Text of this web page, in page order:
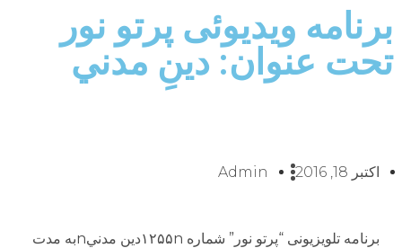
برنامه ویدیوئى پرتو نور
تحت عنوان: دينِ مدني
اکتبر 18, 2016 Admin
برنامه تلويزيونى “پرتو نور” شماره ۱۲۵۵nدينِ مدنيnبه مدت